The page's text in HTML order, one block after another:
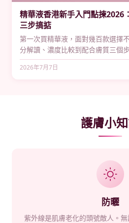
精華液香港新手入門點揀2026
三步搞掂
第一次買精華液，面對幾百款選擇
分解讀、濃度比較到配合膚質三個
香港新手入門點揀2026，附維C精
薦，幫你以HK$100起搞掂第一瓶精
2026年7月7日
護膚小
防曬
紫外線是肌膚老化的頭號敵人。